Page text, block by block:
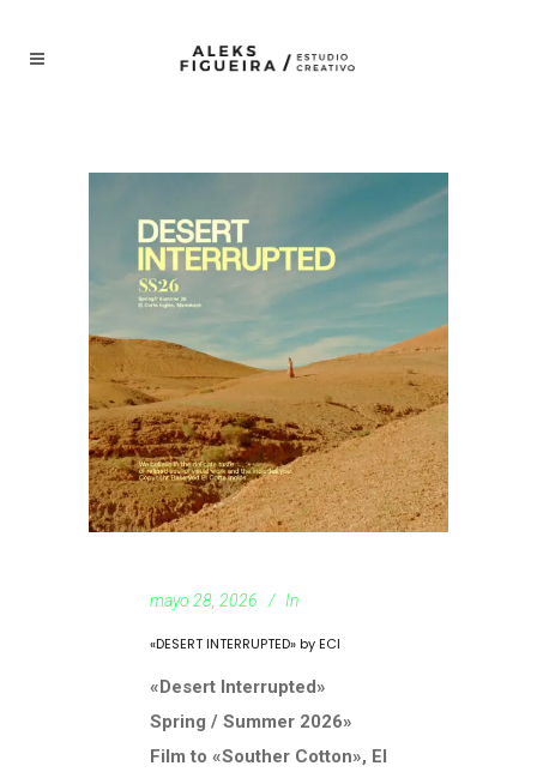
mayo 28, 2026 In
«DESERT INTERRUPTED» by ECI
«Desert Interrupted»
Spring / Summer 2026»
Film to «Souther Cotton», El